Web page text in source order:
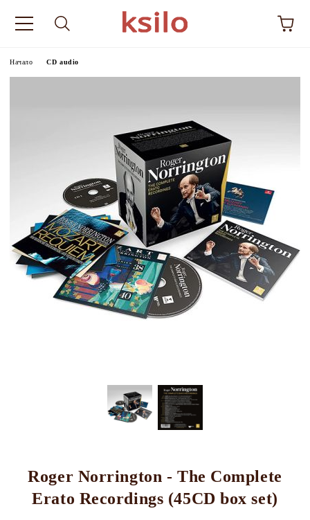
Начало CD audio
Roger Norrington - The Complete
Erato Recordings (45CD box set)